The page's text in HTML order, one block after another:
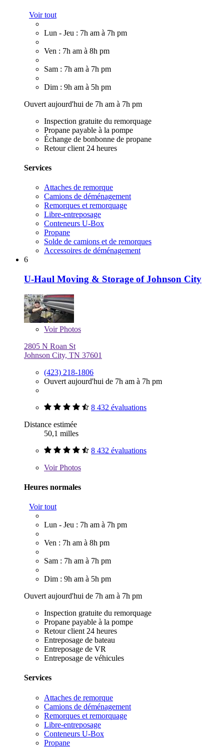
Voir tout
Lun - Jeu : 7h am à 7h pm
Ven : 7h am à 8h pm
Sam : 7h am à 7h pm
Dim : 9h am à 5h pm
Ouvert aujourd'hui de 7h am à 7h pm
Inspection gratuite du remorquage
Propane payable à la pompe
Échange de bonbonne de propane
Retour client 24 heures
Services
Attaches de remorque
Camions de déménagement
Remorques et remorquage
Libre-entreposage
Conteneurs U-Box
Propane
Solde de camions et de remorques
Accessoires de déménagement
6
U-Haul Moving & Storage of Johnson City
VoirPhotos
2805 N Roan St
Johnson City, TN 37601
(423) 218-1806
Ouvert aujourd'hui de 7h am à 7h pm
8 432 évaluations
Distance estimée
50,1 milles
8 432 évaluations
VoirPhotos
Heures normales
Voir tout
Lun - Jeu : 7h am à 7h pm
Ven : 7h am à 8h pm
Sam : 7h am à 7h pm
Dim : 9h am à 5h pm
Ouvert aujourd'hui de 7h am à 7h pm
Inspection gratuite du remorquage
Propane payable à la pompe
Retour client 24 heures
Entreposage de bateau
Entreposage de VR
Entreposage de véhicules
Services
Attaches de remorque
Camions de déménagement
Remorques et remorquage
Libre-entreposage
Conteneurs U-Box
Propane